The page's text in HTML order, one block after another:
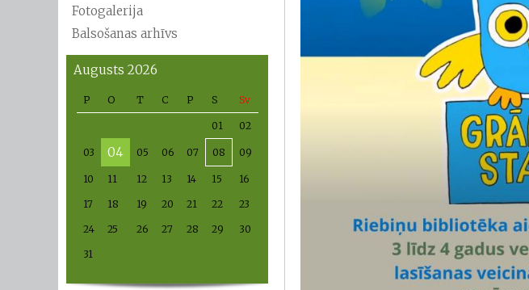
Fotogalerija
Balsošanas arhīvs
Augusts 2026
P O T C P S Sv
01 02
03 04 05 06 07 08 09
10 11 12 13 14 15 16
17 18 19 20 21 22 23
24 25 26 27 28 29 30
31